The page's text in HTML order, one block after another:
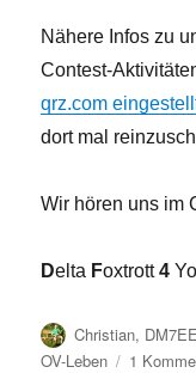
Nähere Infos zu
Contest-
qrz.com
dort mal
Wir hören uns im
Delta Foxtrott4 Yo
Autor
Christian, DM7EE
OV-Leben
1